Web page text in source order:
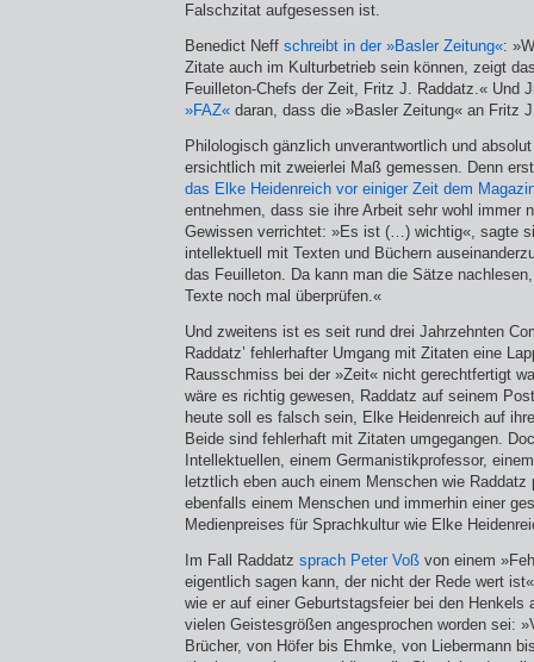
Falschzitat aufgesessen ist.
Benedict Neff schreibt in der »Basler Zeitung«:
Zitate auch im Kulturbetrieb sein können, zeigt
Feuilleton-Chefs der Zeit, Fritz J. Raddatz.« Und
»FAZ« daran, dass die »Basler Zeitung« an Fritz
Philologisch gänzlich unverantwortlich und
ersichtlich mit zweierlei Maß gemessen. Denn
das Elke Heidenreich vor einiger Zeit dem
entnehmen, dass sie ihre Arbeit sehr wohl immer
Gewissen verrichtet: »Es ist (…) wichtig«, sagte
intellektuell mit Texten und Büchern
das Feuilleton. Da kann man die Sätze
Texte noch mal überprüfen.«
Und zweitens ist es seit rund drei Jahrzehnten
Raddatz’ fehlerhafter Umgang mit Zitaten eine
Rausschmiss bei der »Zeit« nicht gerechtfertigt
wäre es richtig gewesen, Raddatz auf seinem
heute soll es falsch sein, Elke Heidenreich auf
Beide sind fehlerhaft mit Zitaten umgegangen.
Intellektuellen, einem Germanistik­professor,
letztlich eben auch einem Menschen wie
ebenfalls einem Menschen und immerhin einer
Medienpreises für Sprachkultur wie Elke
Im Fall Raddatz sprach Peter Voß von einem
eigentlich sagen kann, der nicht der Rede wert
wie er auf einer Geburtstagsfeier bei den Henkels
vielen Geistesgrößen angesprochen worden sei:
Brücher, von Höfer bis Ehmke, von Liebermann